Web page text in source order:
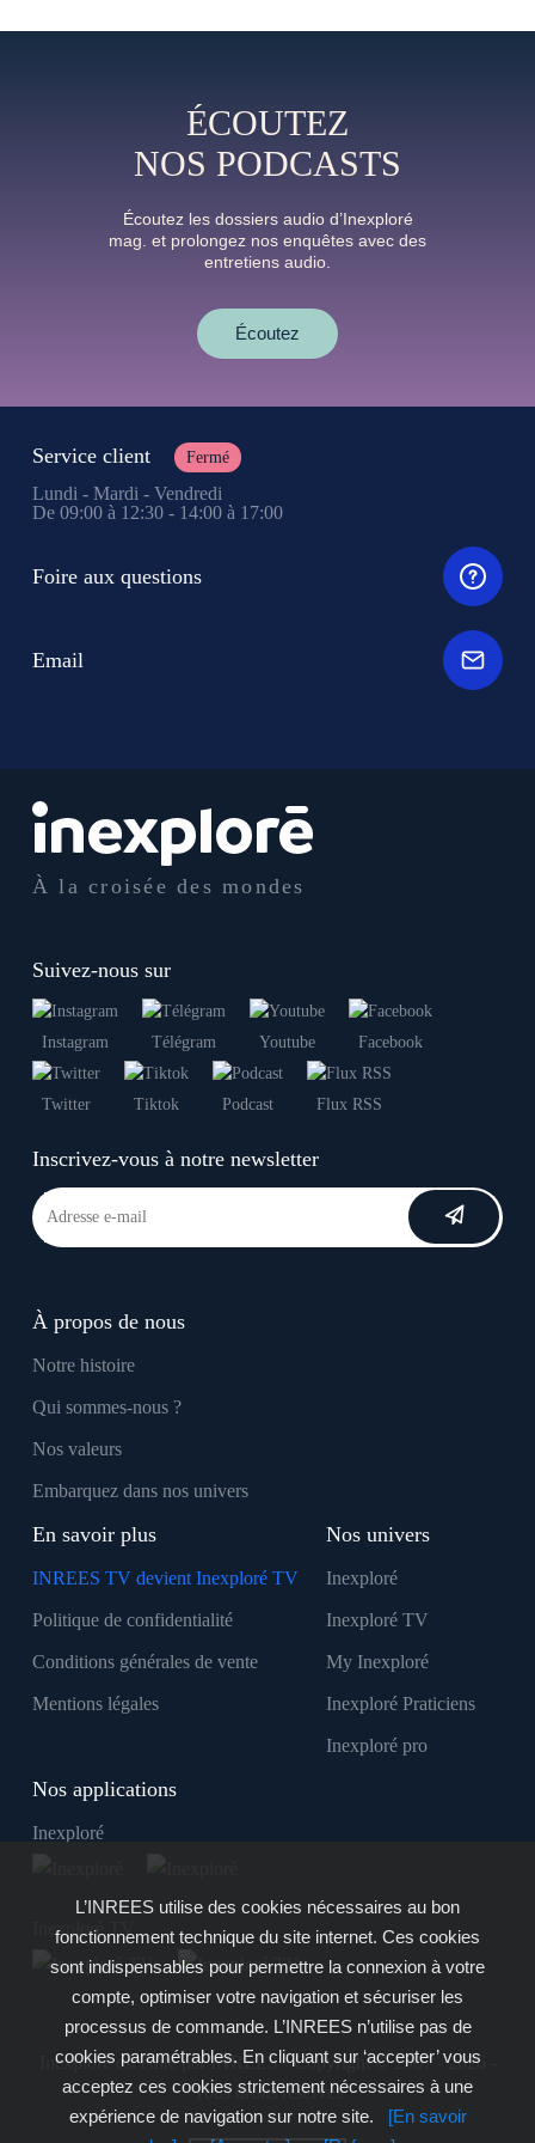
ÉCOUTEZ
NOS PODCASTS
Écoutez les dossiers audio d’Inexploré
mag. et prolongez nos enquêtes avec des
entretiens audio.
Écoutez
À la croisée des mondes
Suivez-nous sur
Instagram Télégram Youtube Facebook
Twitter Tiktok Podcast Flux RSS
Inscrivez-vous à notre newsletter
À propos de nous
Notre histoire
Qui sommes-nous ?
Nos valeurs
Embarquez dans nos univers
En savoir plus
INREES TV devient Inexploré TV
Politique de confidentialité
Conditions générales de vente
Mentions légales
Nos univers
Inexploré
Inexploré TV
My Inexploré
Inexploré Praticiens
Inexploré pro
Nos applications
Inexploré
Inexploré TV
Inexploré est édité par INREES - Copyright © 2007 - 2026 -
Tous droits réservés
Service client Fermé
Lundi - Mardi - Vendredi
De 09:00 à 12:30 - 14:00 à 17:00
Foire aux questions
Email
L’INREES utilise des cookies nécessaires au bon
fonctionnement technique du site internet. Ces cookies
sont indispensables pour permettre la connexion à votre
compte, optimiser votre navigation et sécuriser les
processus de commande. L’INREES n’utilise pas de
cookies paramétrables. En cliquant sur ‘accepter’ vous
acceptez ces cookies strictement nécessaires à une
expérience de navigation sur notre site.
[En savoir